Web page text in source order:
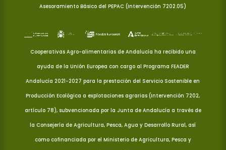
Asesoramiento Básico del PEPAC (Intervención 7202.05)
Cooperativas Agro-alimentarias de Andalucía ha recibido una
ayuda de la Unión Europea con cargo al Programa FEADER
Andalucía 2021-2027 para la prestación del Servicio Sostenible en
Producción Ecológica a explotaciones agrarias (Intervención 7202,
artículo 78), subvencionada por la Junta de Andalucía a través de
la Consejería de Agricultura, Pesca, Agua y Desarrollo Rural, así
como cofinanciada por el Ministerio de Agricultura, Pesca y